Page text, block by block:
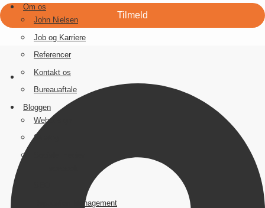
Om os
John Nielsen
Job og Karriere
Referencer
Kontakt os
Bureauaftale
Bloggen
Webdesign
Strategi
Reputation Management